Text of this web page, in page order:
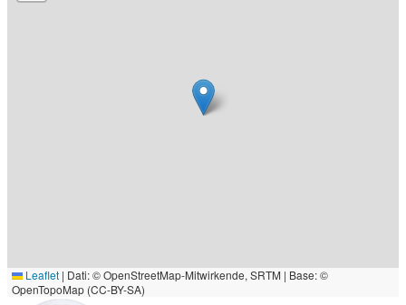
Leaflet | Dati: © OpenStreetMap-Mitwirkende, SRTM | Base: ©
OpenTopoMap (CC-BY-SA)